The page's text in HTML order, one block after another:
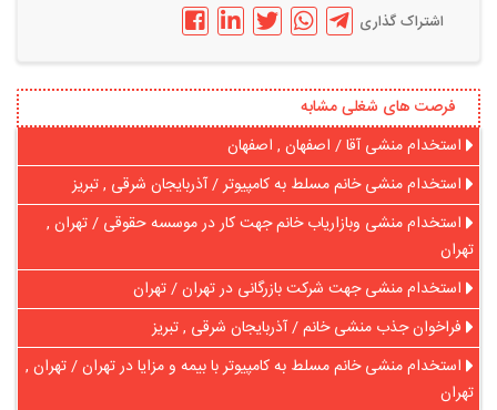
اشتراک گذاری
فرصت های شغلی مشابه
استخدام منشی آقا / اصفهان , اصفهان
استخدام منشی خانم مسلط به کامپیوتر / آذربایجان شرقی , تبریز
استخدام منشی وبازاریاب خانم جهت کار در موسسه حقوقی / تهران ,
تهران
استخدام منشی جهت شرکت بازرگانی در تهران / تهران
فراخوان جذب منشی خانم / آذربایجان شرقی , تبریز
استخدام منشی خانم مسلط به کامپیوتر با بیمه و مزایا در تهران / تهران ,
تهران